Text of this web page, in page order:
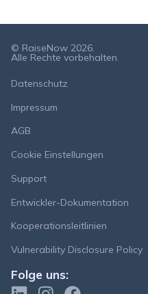
© RaiseNow 2026.
Alle Rechte vorbehalten.
Datenschutz
Impressum
AGB
Cookie Einstellungen
Support
Entwickler-Dokumentation
Kooperationsleitlinien
Vulnerability Disclosure Policy
Folge uns: